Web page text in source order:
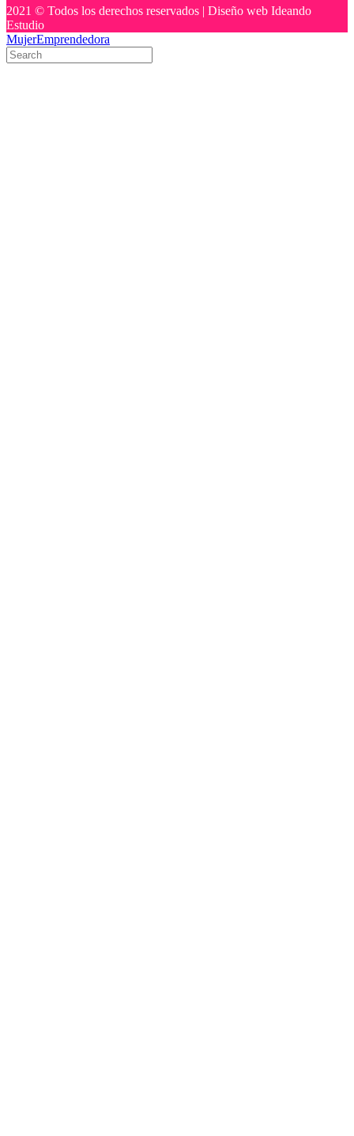
2021 © Todos los derechos reservados | Diseño web Ideando
Estudio
MujerEmprendedora